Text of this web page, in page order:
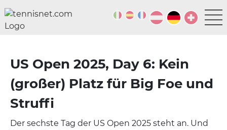
US Open 2025, Day 6: Kein
(großer) Platz für Big Foe und
Struffi
Der sechste Tag der US Open 2025 steht an. Und